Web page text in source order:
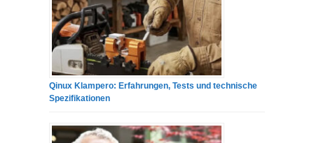
Qinux Klampero: Erfahrungen, Tests und technische
Spezifikationen